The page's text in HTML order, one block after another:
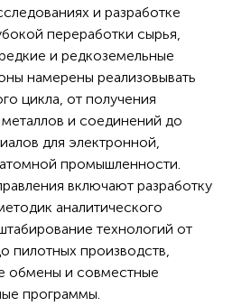
и разработке
переработки сырья,
и редкоземельные
намерены реализовывать
цикла, от получения
и соединений до
для электронной,
промышленности.
включают разработку
аналитического
технологий от
пилотных производств,
обмены и совместные
программы.